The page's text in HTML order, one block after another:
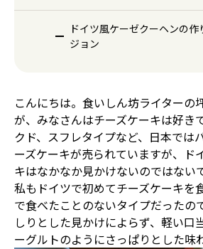
ドイツ風ケーゼクーヘンの
ジョン
こんにちは。食いしん坊ライターの
が、みなさんはチーズケーキは好き
クド、スフレタイプなど、日本では
ーズケーキが売られていますが、ド
キはなかなか見かけないのではない
私もドイツで初めてチーズケーキを
で食べたことのないタイプだったの
しりとした見かけによらず、軽い口
ーグルトのようにさっぱりとした味